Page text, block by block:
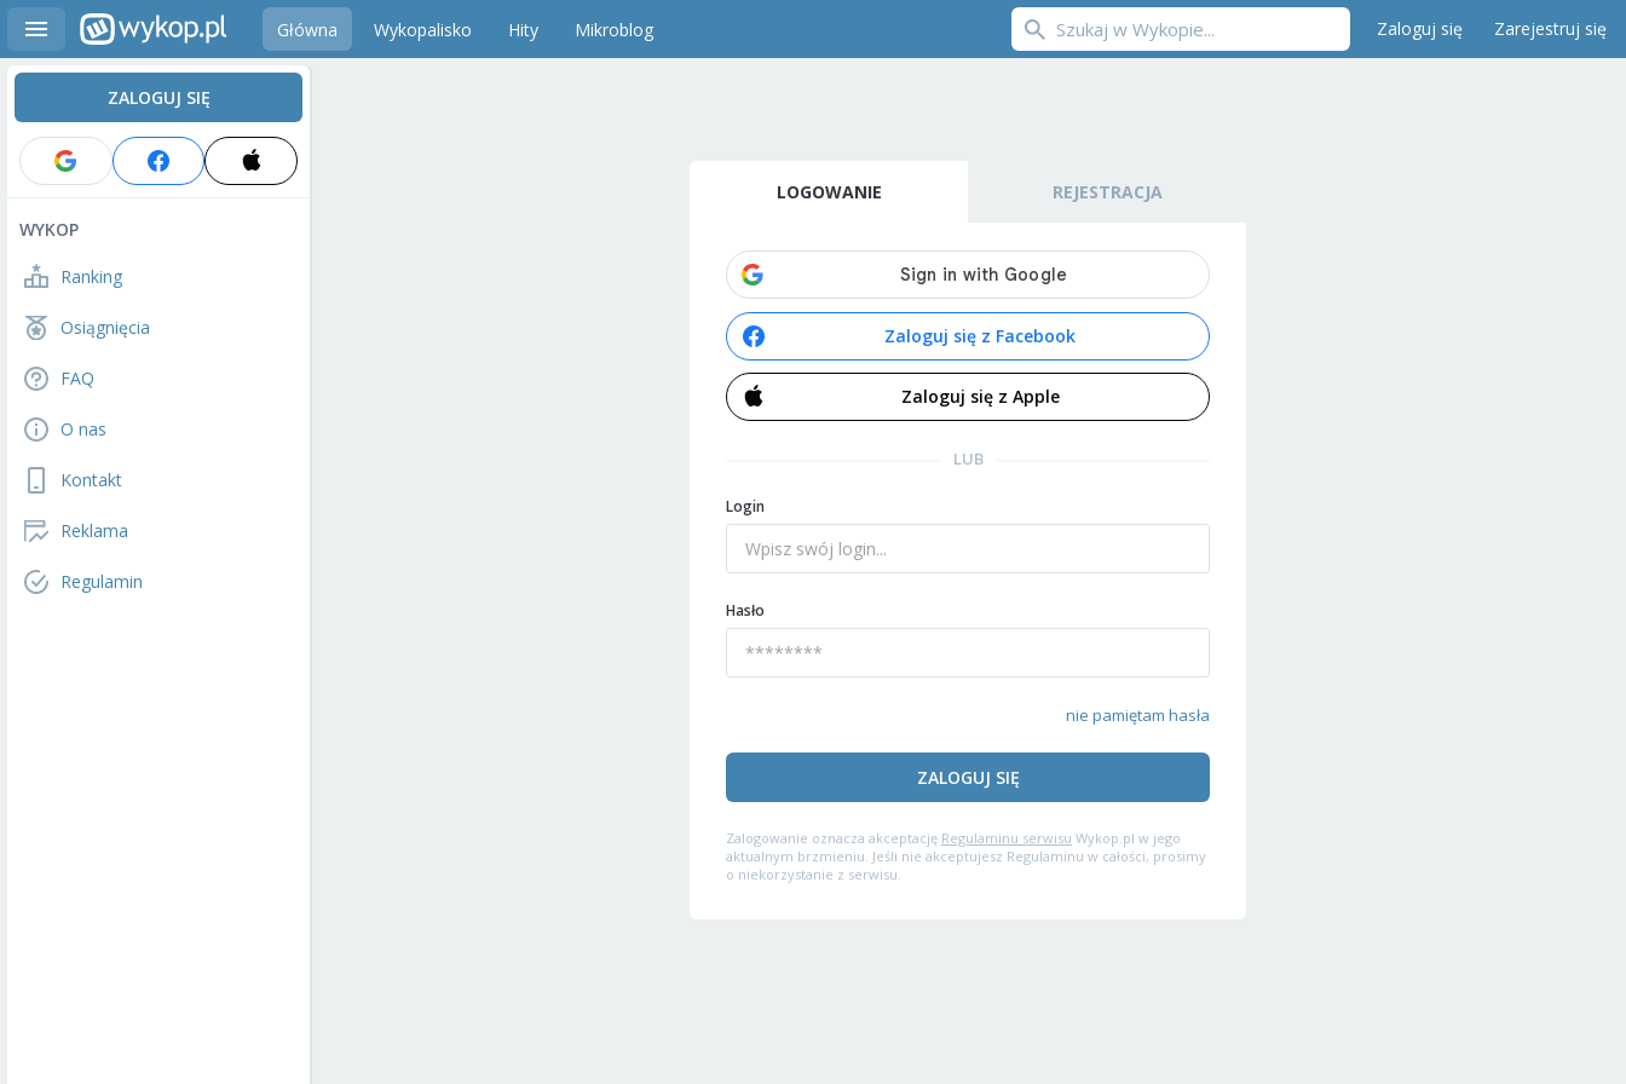
Główna Wykopalisko Hity Mikroblog Zaloguj się Zarejestruj się
ZALOGUJ SIĘ
WYKOP
Ranking
Osiągnięcia
FAQ
O nas
Kontakt
Reklama
Regulamin
LOGOWANIE REJESTRACJA
Zaloguj się z Facebook
Zaloguj się z Apple
LUB
Login
Hasło
nie pamiętam hasła
ZALOGUJ SIĘ
Zalogowanie oznacza akceptację Regulaminu serwisu Wykop.pl w jego
aktualnym brzmieniu. Jeśli nie akceptujesz Regulaminu w całości, prosimy
o niekorzystanie z serwisu.